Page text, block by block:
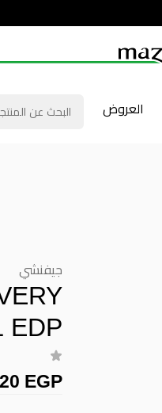
العروض
جيفنشي
EDP
EGP